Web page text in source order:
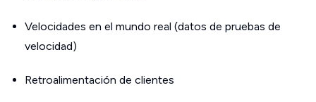
Velocidades en el mundo real (datos de pruebas de
velocidad)
Retroalimentación de clientes